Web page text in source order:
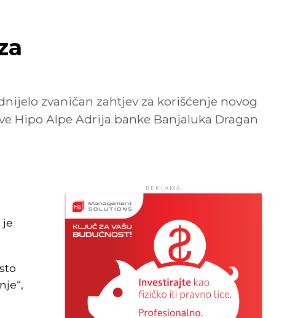
zvaničan zahtjev za korišćenje novog
Hipo Alpe Adrija banke Banjaluka Dragan
je
REKLAMA